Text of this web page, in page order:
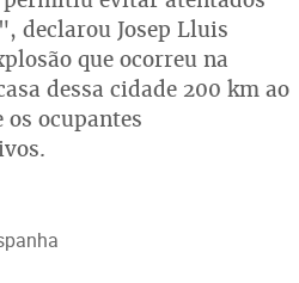
declarou Josep Lluis
que ocorreu na
dessa cidade 200 km ao
os ocupantes